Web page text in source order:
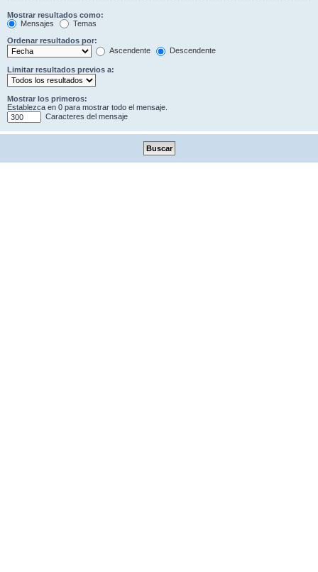
Mostrar resultados como:
Mensajes
Temas
Ordenar resultados por:
Ascendente
Descendente
Limitar resultados previos a:
Mostrar los primeros:
Establezca en 0 para mostrar todo el mensaje.
Caracteres del mensaje